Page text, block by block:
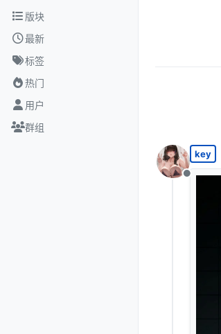
跳转至内容
版块
最新
标签
热门
用户
群组
离线
key